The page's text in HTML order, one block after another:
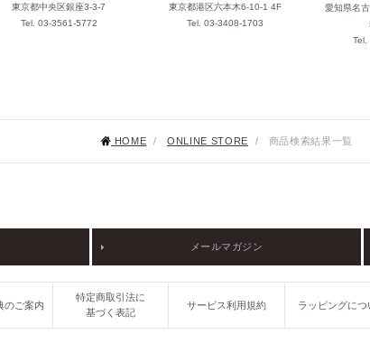
東京都中央区銀座3-3-7
Tel. 03-3561-5772
東京都港区六本木6-10-1 4F
Tel. 03-3408-1703
愛知県名
Tel.
HOME / ONLINE STORE / 商品検索結果一覧
メールマガジン
のご案内
特定商取引法に
基づく表記
サービス利用規約 ラッピングにつ